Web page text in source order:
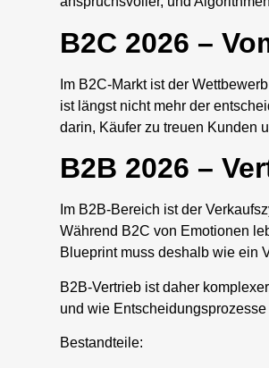
B2C 2026 –
Im B2C-Markt ist der
ist längst nicht mehr der
darin, Käufer zu treuen Kunden
B2B 2026 –
Im B2B-Bereich ist der
Während B2C von Emotionen
Blueprint muss deshalb wie ein
B2B-Vertrieb ist daher
und wie
Bestandteile: